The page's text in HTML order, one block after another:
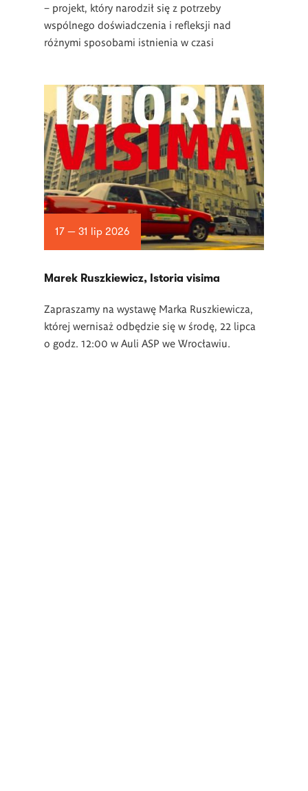
– projekt, który narodził się z potrzeby
wspólnego doświadczenia i refleksji nad
różnymi sposobami istnienia w czasi
17 — 31 lip 2026
Marek Ruszkiewicz, Istoria visima
Zapraszamy na wystawę Marka Ruszkiewicza,
której wernisaż odbędzie się w środę, 22 lipca
o godz. 12:00 w Auli ASP we Wrocławiu.